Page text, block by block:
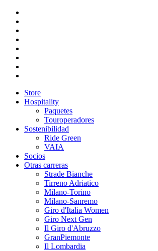
Store
Hospitality
Paquetes
Touroperadores
Sostenibilidad
Ride Green
VAIA
Socios
Otras carreras
Strade Bianche
Tirreno Adriatico
Milano-Torino
Milano-Sanremo
Giro d'Italia Women
Giro Next Gen
Il Giro d'Abruzzo
GranPiemonte
Il Lombardia